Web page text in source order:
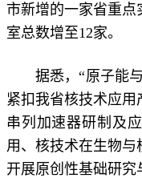
市新增的一家省重
室总数增至12家。
据悉，“原子能与
紧扣我省核技术应
串列加速器研制及
用、核技术在生物
开展原创性基础研